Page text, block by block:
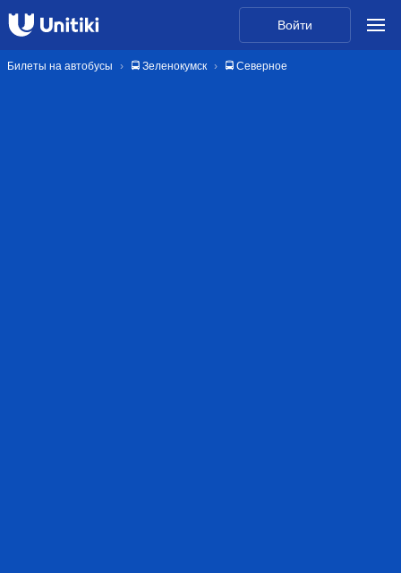
Войти
Билеты на автобусы 🚍 Зеленокумск 🚍 Северное